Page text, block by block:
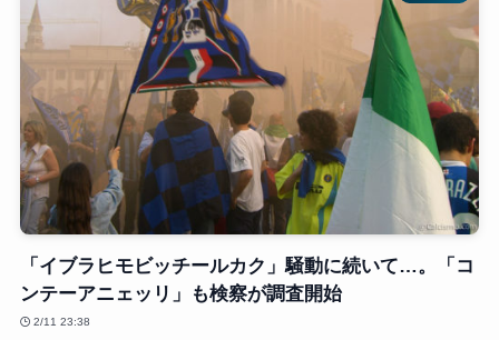
「イブラヒモビッチールカク」騒動に続いて…。「コ
ンテーアニェッリ」も検察が調査開始
2/11 23:38